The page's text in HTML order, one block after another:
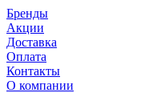
Бренды
Акции
Доставка
Оплата
Контакты
О компании